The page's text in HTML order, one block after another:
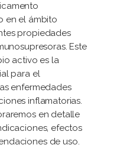
en el ámbito
propiedades
Este
activo es la
para el
enfermedades
inflamatorias.
en detalle
efectos
de uso.